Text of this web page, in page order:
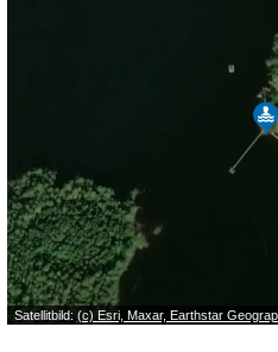
Satellitbild: (c) Esri, Maxar, Earthstar